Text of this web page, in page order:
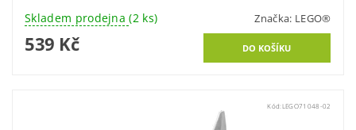
Skladem prodejna(2 ks) Značka: LEGO®
539 Kč
Kód: LEGO71048-02